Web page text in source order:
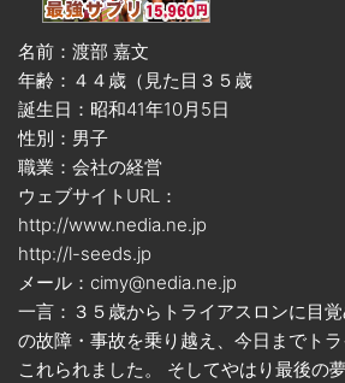
名前：渡部 嘉文
年齢：４４歳（見た目３５歳
誕生日：昭和41年10月5日
性別：男子
職業：会社の経営
ウェブサイトURL：
http://www.nedia.ne.jp
http://l-seeds.jp
メール：cimy@nedia.ne.jp
一言：３５歳からトライアスロンに目
の故障・事故を乗り越え、今日までト
これられました。 そしてやはり最後の